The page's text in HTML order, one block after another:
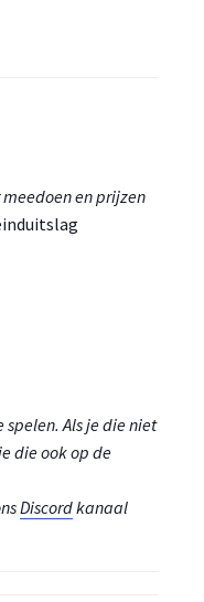
en prijzen
spelen. Als je die niet
die ook op de
Discordkanaal